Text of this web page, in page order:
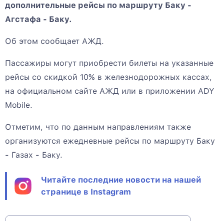
дополнительные рейсы по маршруту Баку -
Агстафа - Баку.
Об этом сообщает АЖД.
Пассажиры могут приобрести билеты на указанные
рейсы со скидкой 10% в железнодорожных кассах,
на официальном сайте АЖД или в приложении ADY
Mobile.
Отметим, что по данным направлениям также
организуются ежедневные рейсы по маршруту Баку
- Газах - Баку.
Читайте последние новости на нашей
странице в Instagram